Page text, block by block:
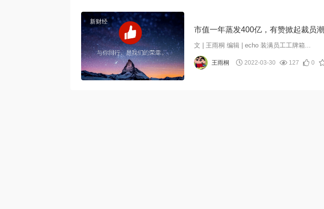
新财经
市值一年蒸发400亿，有赞掀起裁员潮
文 | 王雨桐 编辑 | echo 装满员工工牌箱...
王雨桐 2022-03-30 127 0